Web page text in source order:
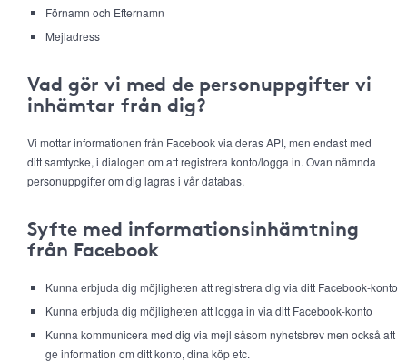
Förnamn och Efternamn
Mejladress
Vad gör vi med de personuppgifter vi
inhämtar från dig?
Vi mottar informationen från Facebook via deras API, men endast med
ditt samtycke, i dialogen om att registrera konto/logga in. Ovan nämnda
personuppgifter om dig lagras i vår databas.
Syfte med informationsinhämtning
från Facebook
Kunna erbjuda dig möjligheten att registrera dig via ditt Facebook-konto
Kunna erbjuda dig möjligheten att logga in via ditt Facebook-konto
Kunna kommunicera med dig via mejl såsom nyhetsbrev men också att
ge information om ditt konto, dina köp etc.